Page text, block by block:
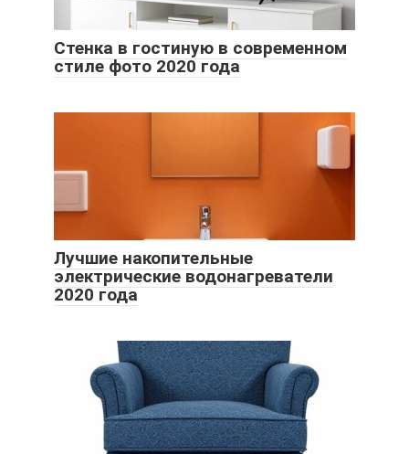
Стенка в гостиную в современном
стиле фото 2020 года
Лучшие накопительные
электрические водонагреватели
2020 года